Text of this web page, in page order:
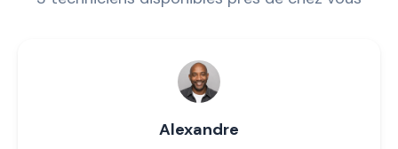
Alexandre